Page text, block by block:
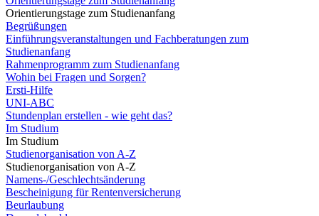
Orientierungstage zum Studienanfang
Begrüßungen
Einführungsveranstaltungen und Fachberatungen zum
Studienanfang
Rahmenprogramm zum Studienanfang
Wohin bei Fragen und Sorgen?
Ersti-Hilfe
UNI-ABC
Stundenplan erstellen - wie geht das?
Im Studium
Im Studium
Studienorganisation von A-Z
Studienorganisation von A-Z
Namens-/Geschlechtsänderung
Bescheinigung für Rentenversicherung
Beurlaubung